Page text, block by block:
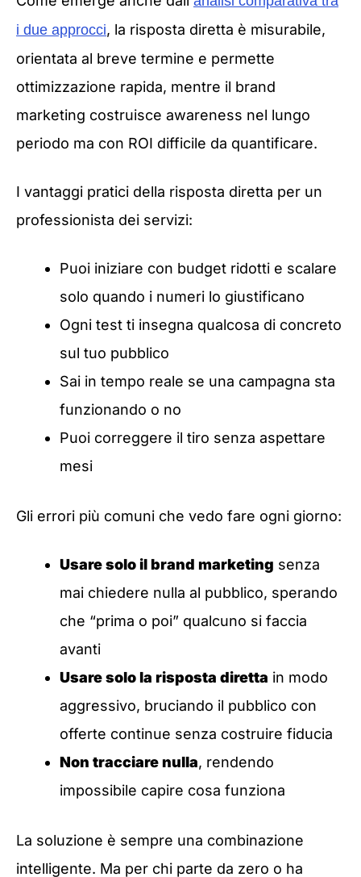
i due approcci, la risposta diretta è misurabile,
orientata al breve termine e permette
ottimizzazione rapida, mentre il brand
marketing costruisce awareness nel lungo
periodo ma con ROI difficile da quantificare.
I vantaggi pratici della risposta diretta per un
professionista dei servizi:
Puoi iniziare con budget ridotti e scalare
solo quando i numeri lo giustificano
Ogni test ti insegna qualcosa di concreto
sul tuo pubblico
Sai in tempo reale se una campagna sta
funzionando o no
Puoi correggere il tiro senza aspettare
mesi
Gli errori più comuni che vedo fare ogni giorno:
Usare solo il brand marketing senza
mai chiedere nulla al pubblico, sperando
che “prima o poi” qualcuno si faccia
avanti
Usare solo la risposta diretta in modo
aggressivo, bruciando il pubblico con
offerte continue senza costruire fiducia
Non tracciare nulla, rendendo
impossibile capire cosa funziona
La soluzione è sempre una combinazione
intelligente. Ma per chi parte da zero o ha